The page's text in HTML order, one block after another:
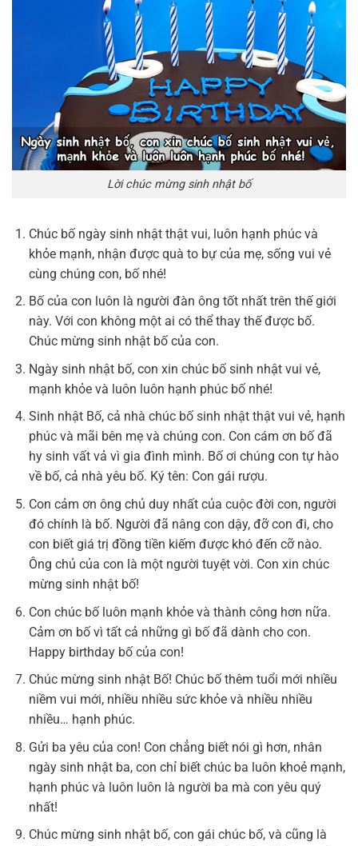
Lời chúc mừng sinh nhật bố
Chúc bố ngày sinh nhật thật vui, luôn hạnh phúc và
khỏe mạnh, nhận được quà to bự của mẹ, sống vui vẻ
cùng chúng con, bố nhé!
Bố của con luôn là người đàn ông tốt nhất trên thế giới
này. Với con không một ai có thể thay thế được bố.
Chúc mừng sinh nhật bố của con.
Ngày sinh nhật bố, con xin chúc bố sinh nhật vui vẻ,
mạnh khỏe và luôn luôn hạnh phúc bố nhé!
Sinh nhật Bố, cả nhà chúc bố sinh nhật thật vui vẻ, hạnh
phúc và mãi bên mẹ và chúng con. Con cám ơn bố đã
hy sinh vất vả vì gia đình mình. Bố ơi chúng con tự hào
về bố, cả nhà yêu bố. Ký tên: Con gái rượu.
Con cảm ơn ông chủ duy nhất của cuộc đời con, người
đó chính là bố. Người đã nâng con dậy, đỡ con đi, cho
con biết giá trị đồng tiền kiếm được khó đến cỡ nào.
Ông chủ của con là một người tuyệt vời. Con xin chúc
mừng sinh nhật bố!
Con chúc bố luôn mạnh khỏe và thành công hơn nữa.
Cảm ơn bố vì tất cả những gì bố đã dành cho con.
Happy birthday bố của con!
Chúc mừng sinh nhật Bố! Chúc bố thêm tuổi mới nhiều
niềm vui mới, nhiều nhiều sức khỏe và nhiều nhiều
nhiều… hạnh phúc.
Gửi ba yêu của con! Con chẳng biết nói gì hơn, nhân
ngày sinh nhật ba, con chỉ biết chúc ba luôn khoẻ mạnh,
hạnh phúc và luôn luôn là người ba mà con yêu quý
nhất!
Chúc mừng sinh nhật bố, con gái chúc bố, và cũng là